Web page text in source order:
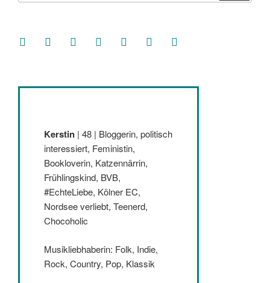
facebooksoundcloud
twitter mastodoninstagramthreads goodreads
Kerstin | 48 | Bloggerin, politisch
interessiert, Feministin,
Bookloverin, Katzennärrin,
Frühlingskind, BVB,
#EchteLiebe, Kölner EC,
Nordsee verliebt, Teenerd,
Chocoholic
Musikliebhaberin: Folk, Indie,
Rock, Country, Pop, Klassik